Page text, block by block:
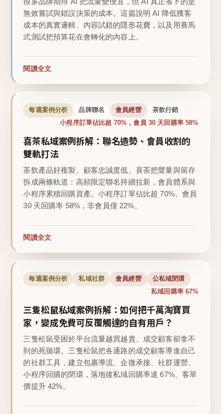
無效嘗試與錯誤決策的成本。這篇說明 AI 降低獲客
成本的真實邏輯、內容試錯的隱形花費，以及用賽馬
式測試把預算花在會轉化的內容上。
閱讀全文
每週案例分析 品牌聯名 會員經營 茶飲行銷
小程序訂單佔比超 70%，會員 30 天回購率 58%
喜茶私域案例拆解：聯名造勢、會員收割的
雙軌打法
茶飲產品好複製、顧客忠誠度低。喜茶把聲量與留存
拆成兩條軌道：高頻限定聯名持續拉新，會員體系與
小程序累積回購資產。小程序訂單佔比超 70%、會員
30 天回購率 58%，非會員僅 22%。
閱讀全文
每週案例分析 私域社群 會員經營 公私域閉環
私域回購率 67%
三隻松鼠私域案例拆解：如何把千萬淘寶買
家，變成免費可反覆觸達的自有用戶？
三隻松鼠受困於平台流量越買越貴、成交顧客卻拿不
到的死循環。三隻松鼠把各通路的成交顧客導進自己
的社群工具，建立包裹導流、企微承接、社群運營、
小程序回購的閉環，落地後私域回購率達 67%、客單
價提升 42%。